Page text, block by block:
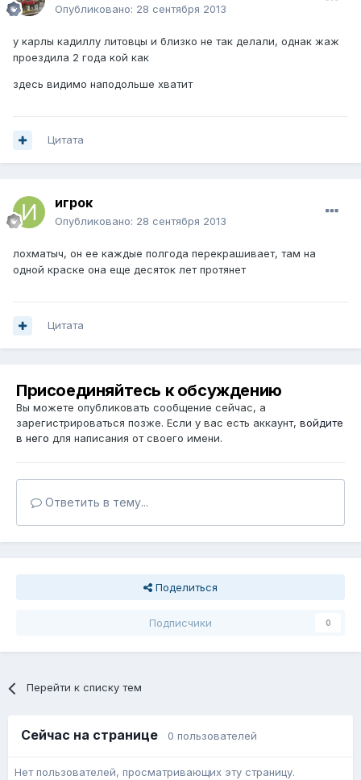
Опубликовано: 28 сентября 2013
у карлы кадиллу литовцы и близко не так делали, однак жаж
проездила 2 года кой как
здесь видимо наподольше хватит
Цитата
игрок
Опубликовано: 28 сентября 2013
лохматыч, он ее каждые полгода перекрашивает, там на
одной краске она еще десяток лет протянет
Цитата
Присоединяйтесь к обсуждению
Вы можете опубликовать сообщение сейчас, а
зарегистрироваться позже. Если у вас есть аккаунт, войдите
в него для написания от своего имени.
Ответить в тему...
Поделиться
Подписчики 0
Перейти к списку тем
Сейчас на странице 0 пользователей
Нет пользователей, просматривающих эту страницу.